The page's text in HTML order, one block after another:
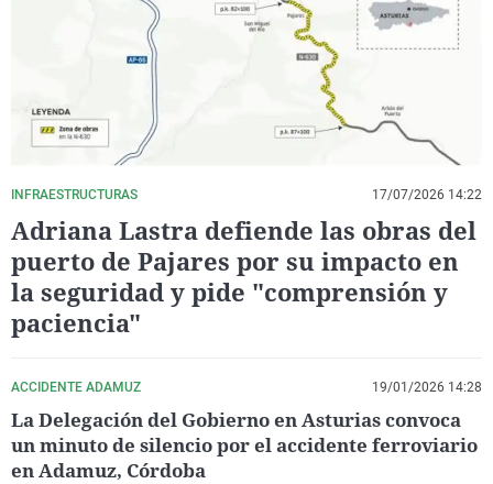
La rosa de los vientos
Gente viajera
Como el perro y el
Caso
Retornados
Equipo de
Operación Viuda
Extremadura
Galicia
La Rioja
Navarra
Virales
Televisión
Elecciones
INFRAESTRUCTURAS 17/07/2026 14:22
Adriana Lastra defiende las obras del
puerto de Pajares por su impacto en
la seguridad y pide "comprensión y
paciencia"
ACCIDENTE ADAMUZ 19/01/2026 14:28
La Delegación del Gobierno en Asturias convoca
un minuto de silencio por el accidente ferroviario
en Adamuz, Córdoba